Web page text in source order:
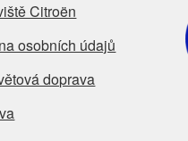
Citroën
osobních údajů
doprava